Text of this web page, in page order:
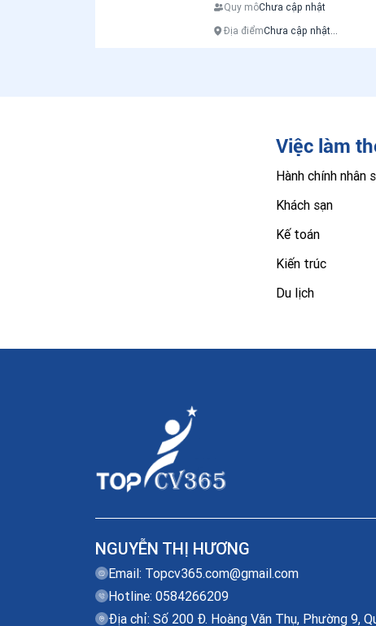
Quy môChưa cập nhật
Địa điểmChưa cập nhật...
Việc làm
Hành chính nhân
Khách sạn
Kế toán
Kiến trúc
Du lịch
NGUYỄN THỊ HƯƠNG
Email: Topcv365.com@gmail.com
Hotline: 0584266209
Địa chỉ: Số 200 Đ. Hoàng Văn Thụ, Phường 9,